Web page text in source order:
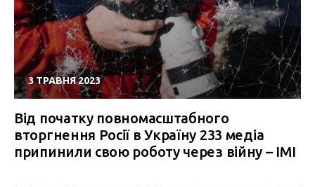
3 ТРАВНЯ 2023
Від початку повномасштабного
вторгнення Росії в Україну 233 медіа
припинили свою роботу через війну – ІМІ